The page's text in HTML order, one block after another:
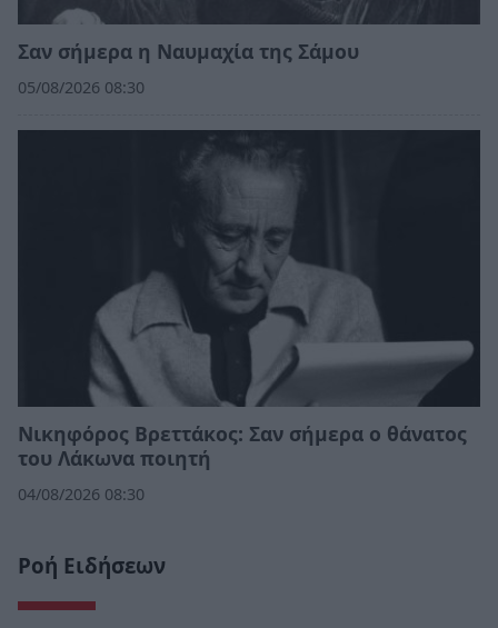
Σαν σήμερα η Ναυμαχία της Σάμου
05/08/2026 08:30
Νικηφόρος Βρεττάκος: Σαν σήμερα ο θάνατος
του Λάκωνα ποιητή
04/08/2026 08:30
Ροή Ειδήσεων